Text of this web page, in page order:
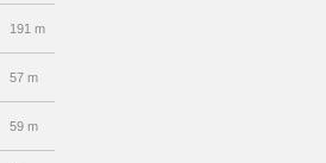
191 m
57 m
59 m